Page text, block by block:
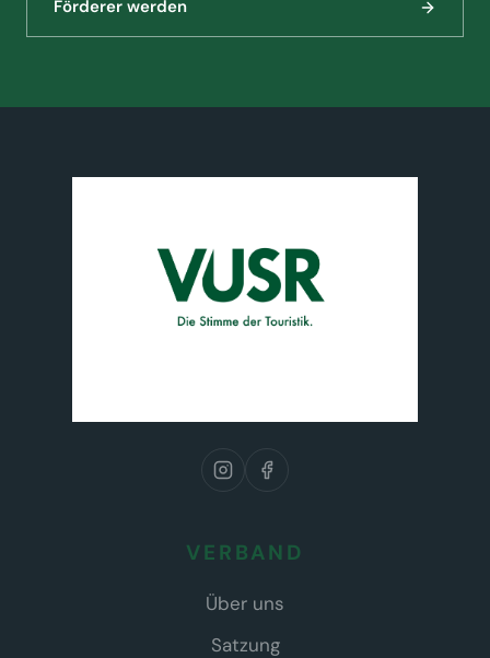
Förderer werden
VERBAND
Über uns
Satzung